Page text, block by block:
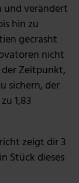
und verändert
hin zu
gecrasht
nicht
Zeitpunkt,
sichern, der
1,83
zeigt dir 3
Stück dieses